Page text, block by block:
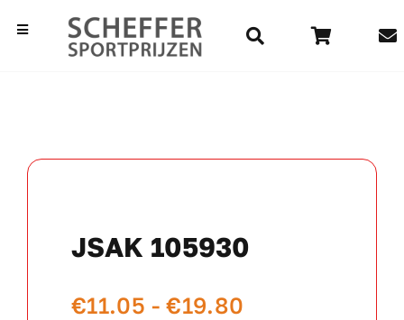
naarToggle
Navigation
Medailles
Kampioensschalen
JSAK 105930
€11.05 - €19.80